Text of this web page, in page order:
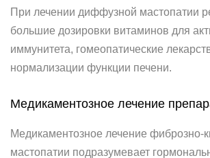
При лечении диффузной мастопатии
большие дозировки витаминов для
иммунитета, гомеопатические
нормализации функции печени.
Медикаментозное лечение
Медикаментозное лечение фиброзно-
мастопатии подразумевает